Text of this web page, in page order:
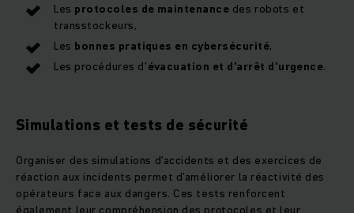
Les protocoles de maintenance des robots et
transstockeurs,
Les bonnes pratiques en cybersécurité,
Les procédures d’évacuation et d’arrêt d’urgence.
Simulations et tests de sécurité
Organiser des simulations d’accidents et des exercices de
réaction aux incidents permet d’améliorer la réactivité des
opérateurs face aux dangers. Ces tests renforcent